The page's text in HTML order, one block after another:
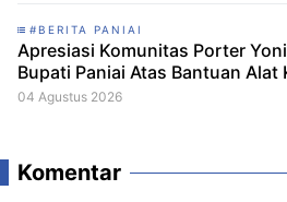
#BERITA PANIAI
Apresiasi Komunitas Porter
Bupati Paniai Atas Bantuan Alat
04 Agustus 2026
Komentar